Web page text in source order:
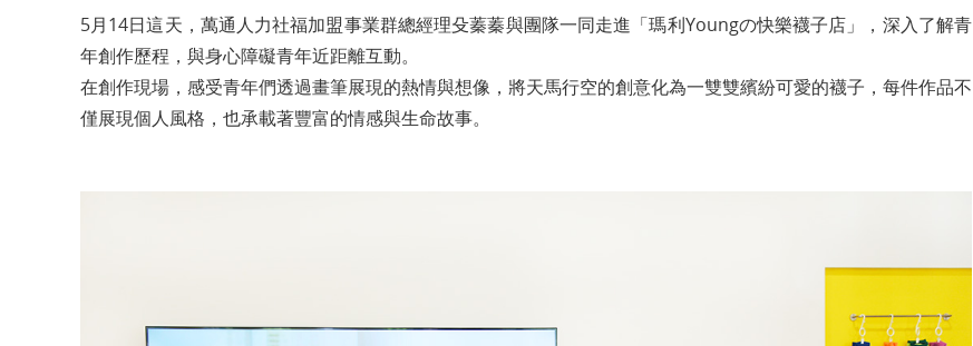
5月14日這天，萬通人力社福加盟事業群總經理殳蓁蓁與團隊一同走進「瑪利Youngの快樂襪子店」，深入了解青
年創作歷程，與身心障礙青年近距離互動。
在創作現場，感受青年們透過畫筆展現的熱情與想像，將天馬行空的創意化為一雙雙繽紛可愛的襪子，每件作品不
僅展現個人風格，也承載著豐富的情感與生命故事。